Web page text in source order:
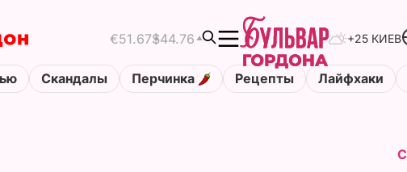
€51.67$44.76 +25 КИЕВ
Скандалы Перчинка Рецепты Лайфхаки